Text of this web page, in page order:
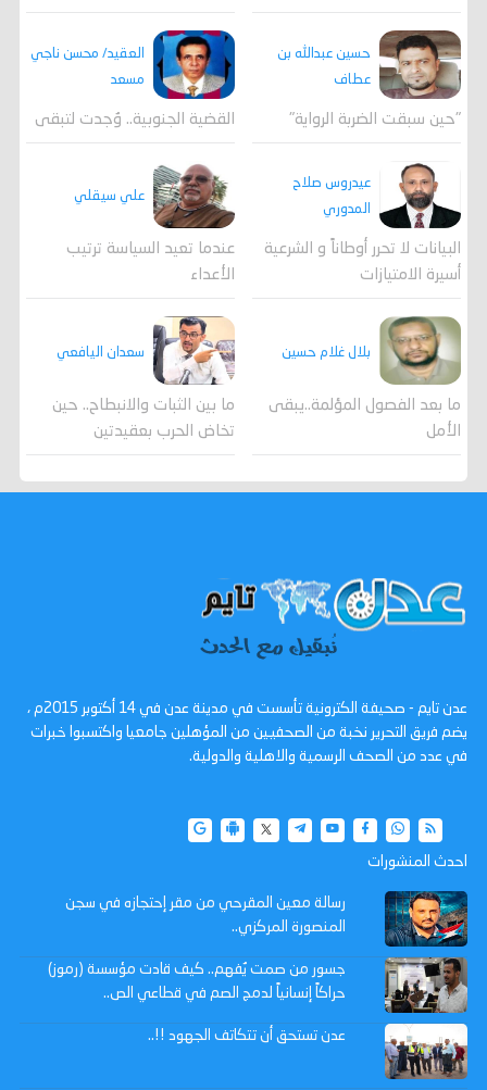
حسين عبدالله بن
عطاف
"حين سبقت الضربة الرواية"
العقيد/ محسن ناجي
مسعد
القضية الجنوبية.. وُجدت لتبقى
عيدروس صلاح
المدوري
البيانات لا تحرر أوطاناً و الشرعية
أسيرة الامتيازات
علي سيقلي
عندما تعيد السياسة ترتيب
الأعداء
بلال غلام حسين
ما بعد الفصول المؤلمة..يبقى
الأمل
سعدان اليافعي
ما بين الثبات والانبطاح.. حين
تخاض الحرب بعقيدتين
عدن تايم - صحيفة الكترونية تأسست في مدينة عدن في 14 أكتوبر 2015م ،
يضم فريق التحرير نخبة من الصحفيين من المؤهلين جامعيا واكتسبوا خبرات
في عدد من الصحف الرسمية والاهلية والدولية.
احدث المنشورات
رسالة معين المقرحي من مقر إحتجازه في سجن
المنصورة المركزي..
جسور من صمت يُفهم.. كيف قادت مؤسسة (رموز)
حراكاً إنسانياً لدمج الصم في قطاعي الص..
عدن تستحق أن تتكاتف الجهود !!..